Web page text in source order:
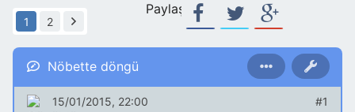
1 2
Paylaş:
Nöbette döngü
15/01/2015, 22:00 #1